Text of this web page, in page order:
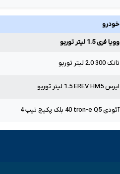
خودرو
وویا فری 1.5 لیتر توربو
تانک 300
2.0 لیتر توربو
ایرسHM5
EREV
1.5 لیتر توربو
آئودیQ5
e
-
tron
40 بلک پکیج تیپ4